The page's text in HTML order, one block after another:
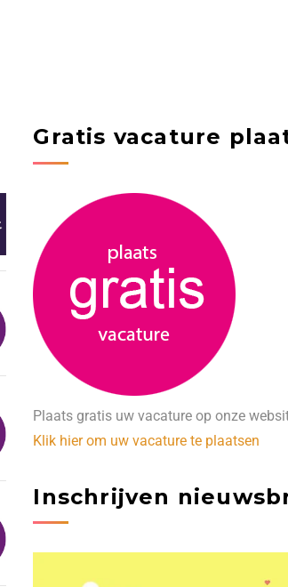
Gratis vacature
Plaats gratis uw vacature op onze
Klik hier om uw vacature te plaatsen
Inschrijven